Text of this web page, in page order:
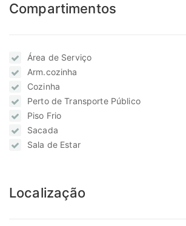
Compartimentos
Área de Serviço
Arm.cozinha
Cozinha
Perto de Transporte Público
Piso Frio
Sacada
Sala de Estar
Localização